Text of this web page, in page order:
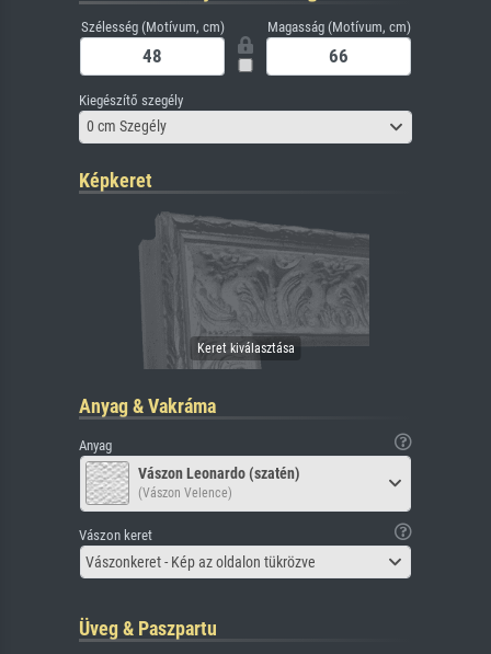
Szélesség (Motívum, cm) Magasság (Motívum, cm)
Kiegészítő szegély
0 cm Szegély
Képkeret
Anyag & Vakráma
Anyag
Vászon Leonardo (szatén)
(Vászon Velence)
Vászon keret
Vászonkeret - Kép az oldalon tükrözve
Üveg & Paszpartu